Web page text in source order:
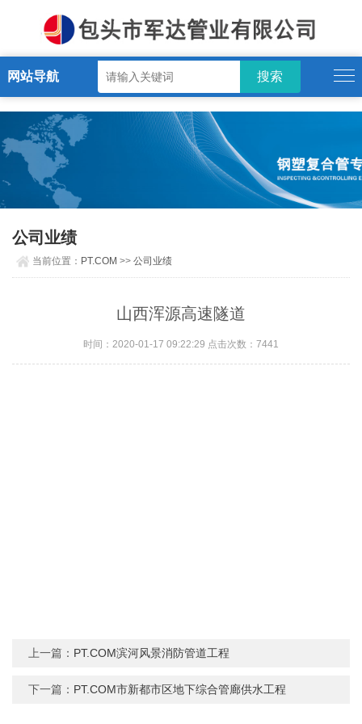
PT.COM
网站导航
公司业绩
当前位置： PT.COM >>公司业绩
山西浑源高速隧道
时间：2020-01-17 09:22:29 点击次数：7441
上一篇： PT.COM滨河风景消防管道工程
下一篇： PT.COM市新都市区地下综合管廊供水工程